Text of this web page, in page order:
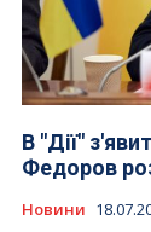
В "Дії"
Федоров
Новини